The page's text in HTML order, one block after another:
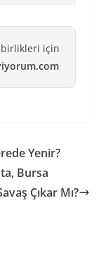
birlikleri için
Yenir?
Bursa
Çıkar Mı?